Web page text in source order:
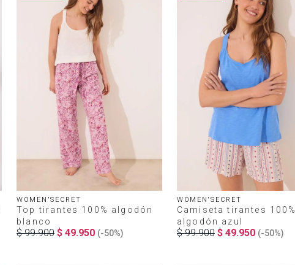
WOMEN'SECRET
Top tirantes 100% algodón
blanco
$ 99.900 $ 49.950 (-50%)
WOMEN'SECRET
Camiseta tirantes 100%
algodón azul
$ 99.900 $ 49.950 (-50%)